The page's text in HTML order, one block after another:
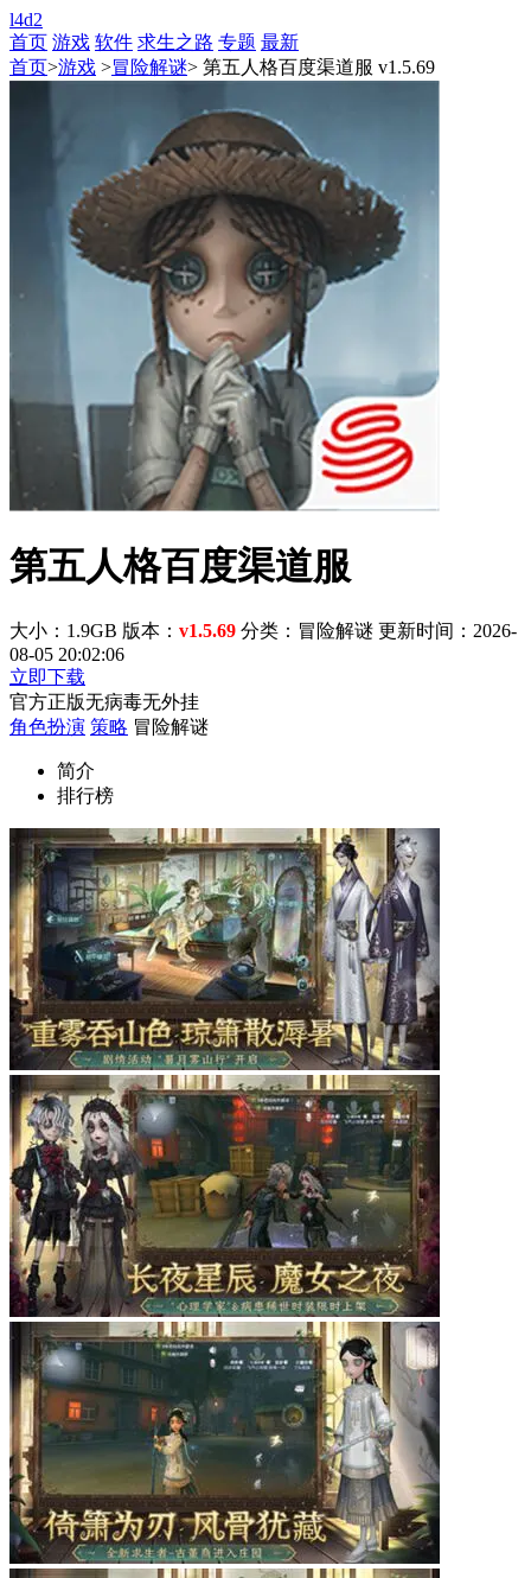
l4d2
首页 游戏 软件 求生之路 专题 最新
首页>游戏 >冒险解谜> 第五人格百度渠道服 v1.5.69
第五人格百度渠道服
大小：1.9GB 版本： v1.5.69 分类：冒险解谜 更新时间：2026-
08-05 20:02:06
立即下载
官方正版无病毒无外挂
角色扮演 策略 冒险解谜
简介
排行榜